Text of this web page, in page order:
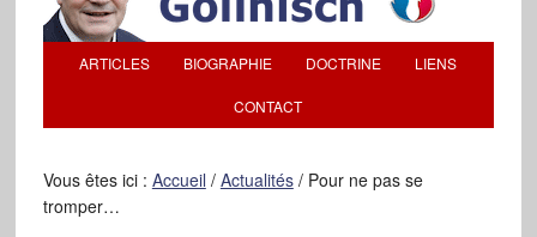
ARTICLES BIOGRAPHIE DOCTRINE LIENS
CONTACT
Vous êtes ici : Accueil / Actualités /Pour ne pas se
tromper…